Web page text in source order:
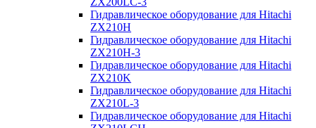
Гидравлическое оборудование для Hitachi
ZX210H
Гидравлическое оборудование для Hitachi
ZX210H-3
Гидравлическое оборудование для Hitachi
ZX210K
Гидравлическое оборудование для Hitachi
ZX210L-3
Гидравлическое оборудование для Hitachi